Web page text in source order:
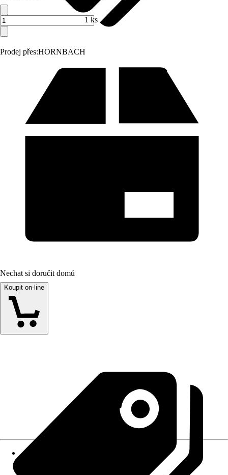
Prodej přes:HORNBACH
1 ks
Nechat si doručit domů
Koupit on-line